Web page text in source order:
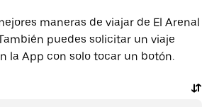
maneras de viajar de El Arenal
puedes solicitar un viaje
la App con solo tocar un botón.